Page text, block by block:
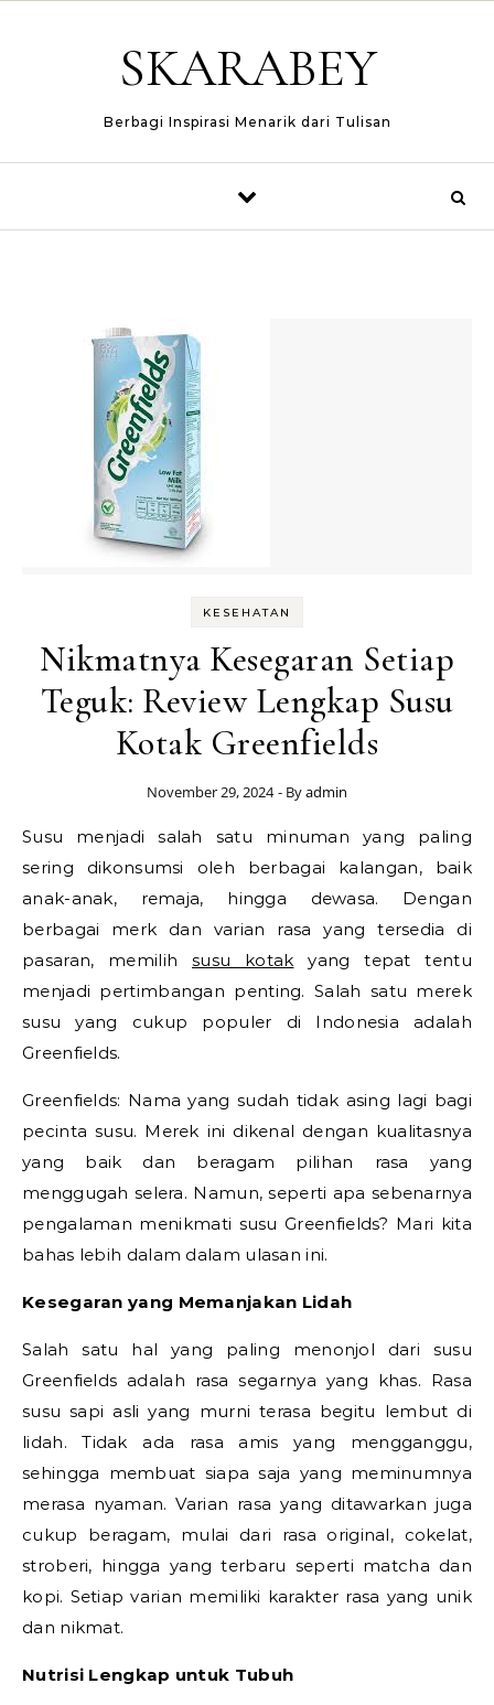
SKARABEY
Berbagi Inspirasi Menarik dari Tulisan
KESEHATAN
Nikmatnya Kesegaran Setiap
Teguk: Review Lengkap Susu
Kotak Greenfields
November 29, 2024 - Byadmin
Susu menjadi salah satu minuman yang paling
sering dikonsumsi oleh berbagai kalangan, baik
anak-anak, remaja, hingga dewasa. Dengan
berbagai merk dan varian rasa yang tersedia di
pasaran, memilihsusu kotak yang tepat tentu
menjadi pertimbangan penting. Salah satu merek
susu yang cukup populer di Indonesia adalah
Greenfields.
Greenfields: Nama yang sudah tidak asing lagi bagi
pecinta susu. Merek ini dikenal dengan kualitasnya
yang baik dan beragam pilihan rasa yang
menggugah selera. Namun, seperti apa sebenarnya
pengalaman menikmati susu Greenfields? Mari kita
bahas lebih dalam dalam ulasan ini.
Kesegaran yang Memanjakan Lidah
Salah satu hal yang paling menonjol dari susu
Greenfields adalah rasa segarnya yang khas. Rasa
susu sapi asli yang murni terasa begitu lembut di
lidah. Tidak ada rasa amis yang mengganggu,
sehingga membuat siapa saja yang meminumnya
merasa nyaman. Varian rasa yang ditawarkan juga
cukup beragam, mulai dari rasa original, cokelat,
stroberi, hingga yang terbaru seperti matcha dan
kopi. Setiap varian memiliki karakter rasa yang unik
dan nikmat.
Nutrisi Lengkap untuk Tubuh